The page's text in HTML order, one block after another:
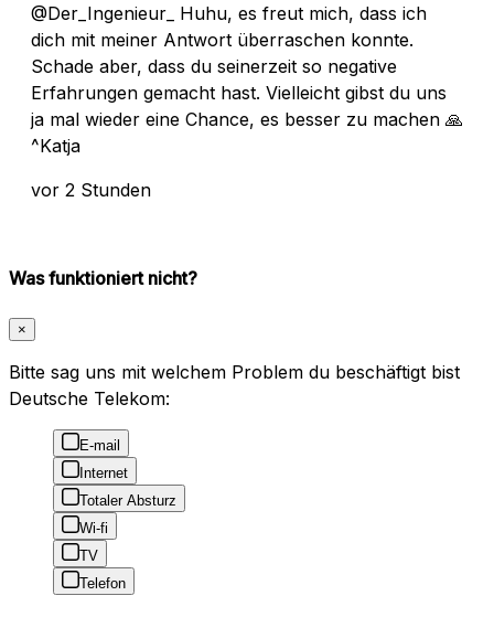
@Der_Ingenieur_ Huhu, es freut mich, dass ich
dich mit meiner Antwort überraschen konnte.
Schade aber, dass du seinerzeit so negative
Erfahrungen gemacht hast. Vielleicht gibst du uns
ja mal wieder eine Chance, es besser zu machen 🙏
^Katja
vor 2 Stunden
Was funktioniert nicht?
×
Bitte sag uns mit welchem Problem du beschäftigt bist
Deutsche Telekom:
E-mail
Internet
Totaler Absturz
Wi-fi
TV
Telefon